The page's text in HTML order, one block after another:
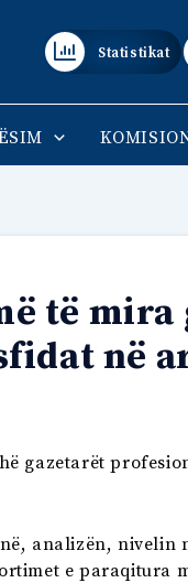
Statistikat
të
në
gazetarët
analizën,
e